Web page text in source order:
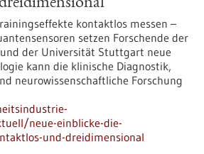
kontaktlos messen –
setzen Forschende der
der Universität Stuttgart neue
kann die klinische Diagnostik,
neurowissenschaftliche Forschung
neue-einblicke-die-
und-dreidimensional